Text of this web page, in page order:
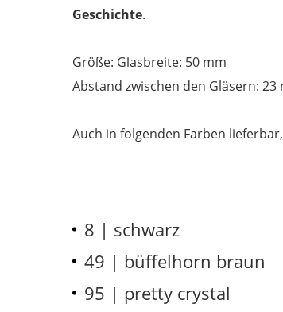
Geschichte.
Größe: Glasbreite: 50 mm
Abstand zwischen den Gläsern: 23
Auch in folgenden Farben
8 | schwarz
49 | büffelhorn braun
95 | pretty crystal